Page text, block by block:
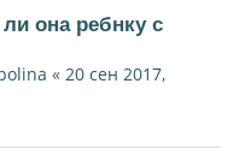
она ребнку с
« 20 сен 2017,